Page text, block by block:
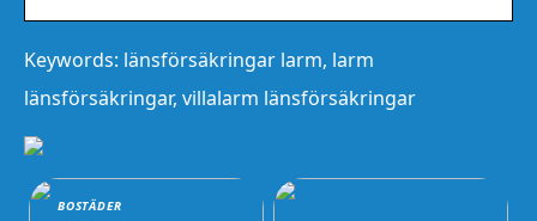
Keywords: länsförsäkringar larm, larm
länsförsäkringar, villalarm länsförsäkringar
BOSTÄDER